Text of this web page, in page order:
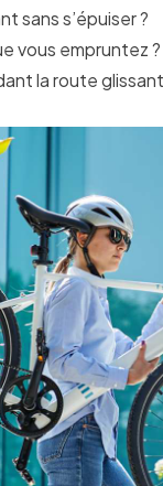
sans s’épuiser ?
vous empruntez
la route